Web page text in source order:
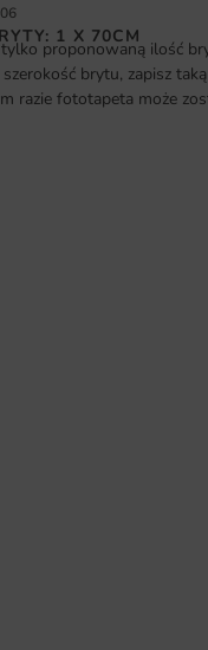
1 X 70CM
proponowaną ilość
brytu, zapisz
razie fototapeta może